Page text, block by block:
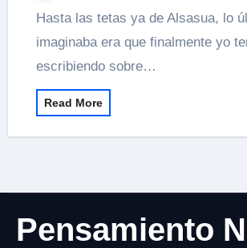
Hasta las tetas ya de Alsasua, lo último que me
imaginaba era que finalmente yo
escribiendo sobre…
Read More
Pensamiento